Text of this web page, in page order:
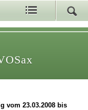
vom 23.03.2008 bis